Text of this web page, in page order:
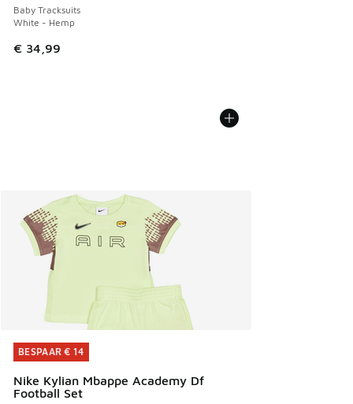
Baby Tracksuits
White - Hemp
€ 34,99
BESPAAR € 14
Nike Kylian Mbappe Academy Df
Football Set
BESPAAR € 14